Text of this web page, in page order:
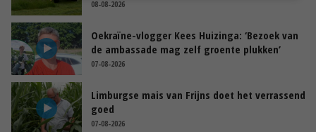
08-08-2026
Oekraïne-vlogger Kees Huizinga: ‘Bezoek van
de ambassade mag zelf groente plukken’
07-08-2026
Limburgse mais van Frijns doet het verrassend
goed
07-08-2026